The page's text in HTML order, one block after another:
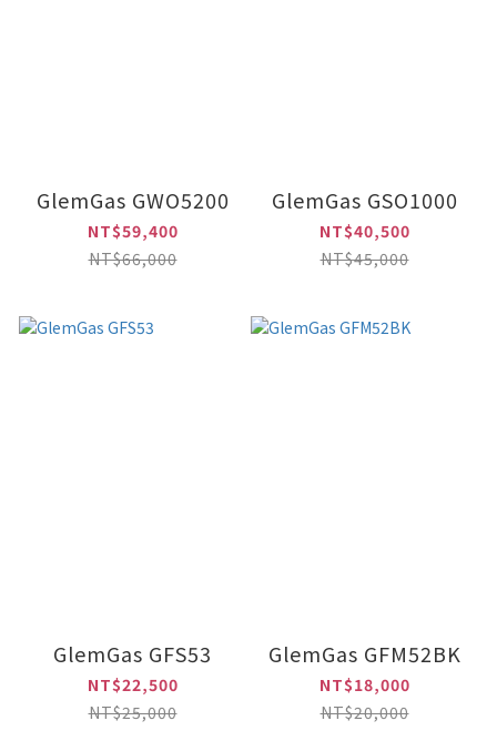
GlemGas GWO5200
NT$59,400
NT$66,000
GlemGas GSO1000
NT$40,500
NT$45,000
GlemGas GFS53
NT$22,500
NT$25,000
GlemGas GFM52BK
NT$18,000
NT$20,000